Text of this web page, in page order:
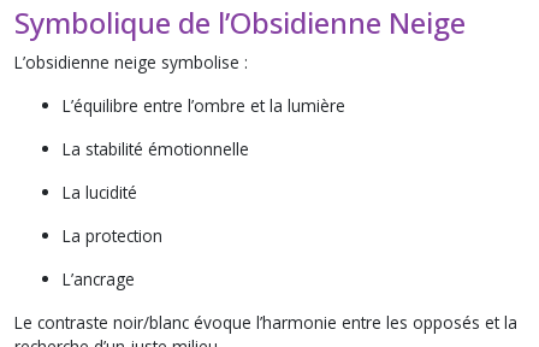
Symbolique de l’Obsidienne Neige
L’obsidienne neige symbolise :
L’équilibre entre l’ombre et la lumière
La stabilité émotionnelle
La lucidité
La protection
L’ancrage
Le contraste noir/blanc évoque l’harmonie entre les opposés et la